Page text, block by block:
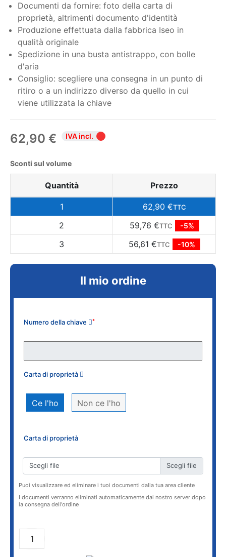
Documenti da fornire: foto della carta di
proprietà, altrimenti documento d'identità
Produzione effettuata dalla fabbrica Iseo in
qualità originale
Spedizione in una busta antistrappo, con bolle
d'aria
Consiglio: scegliere una consegna in un punto di
ritiro o a un indirizzo diverso da quello in cui
viene utilizzata la chiave
62,90 € IVA incl.
Sconti sul volume
Quantità Prezzo
1 62,90 €TTC
2 59,76 €TTC -5%
3 56,61 €TTC -10%
Il mio ordine
Numero della chiave *
Carta di proprietà
Ce l'ho Non ce l'ho
Carta di proprietà
Scegli file
Puoi visualizzare ed eliminare i tuoi documenti dalla tua area cliente
I documenti verranno eliminati automaticamente dal nostro server dopo
la consegna dell'ordine